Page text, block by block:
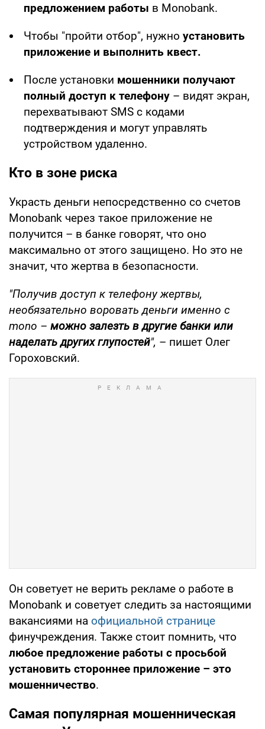
предложением работы в Monobank.
Чтобы "пройти отбор", нужно установить
приложение и выполнить квест.
После установки мошенники получают
полный доступ к телефону – видят экран,
перехватывают SMS с кодами
подтверждения и могут управлять
устройством удаленно.
Кто в зоне риска
Украсть деньги непосредственно со счетов
Monobank через такое приложение не
получится – в банке говорят, что оно
максимально от этого защищено. Но это не
значит, что жертва в безопасности.
"Получив доступ к телефону жертвы,
необязательно воровать деньги именно с
mono – можно залезть в другие банки или
наделать других глупостей", – пишет Олег
Гороховский.
Он советует не верить рекламе о работе в
Monobank и советует следить за настоящими
вакансиями на официальной странице
финучреждения. Также стоит помнить, что
любое предложение работы с просьбой
установить стороннее приложение – это
мошенничество.
Самая популярная мошенническая